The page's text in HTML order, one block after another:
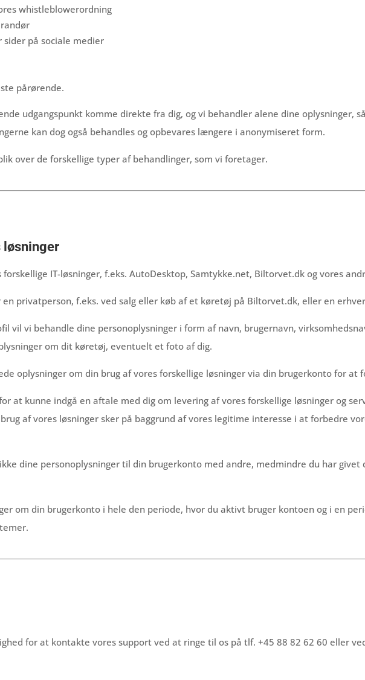
whistleblowerordning
sider på sociale medier
pårørende.
udgangspunkt komme direkte fra dig, og vi behandler alene dine oplysninger,
kan dog også behandles og opbevares længere i anonymiseret form.
over de forskellige typer af behandlinger, som vi foretager.
løsninger
forskellige IT-løsninger, f.eks. AutoDesktop, Samtykke.net, Biltorvet.dk og vores
privatperson, f.eks. ved salg eller køb af et køretøj på Biltorvet.dk, eller en
vil vi behandle dine personoplysninger i form af navn, brugernavn,
om dit køretøj, eventuelt et foto af dig.
oplysninger om din brug af vores forskellige løsninger via din brugerkonto for at
at kunne indgå en aftale med dig om levering af vores forskellige løsninger og
af vores løsninger sker på baggrund af vores legitime interesse i at forbedre
dine personoplysninger til din brugerkonto med andre, medmindre du har
om din brugerkonto i hele den periode, hvor du aktivt bruger kontoen og i en
for at kontakte vores support ved at ringe til os på tlf. +45 88 82 62 60 eller